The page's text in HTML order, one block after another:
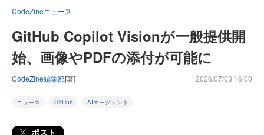
CodeZineニュース
GitHub Copilot Visionが一般提供開
始、画像やPDFの添付が可能に
CodeZine編集部[著] 2026/07/03 16:00
ニュース GitHub AIエージェント
ポスト